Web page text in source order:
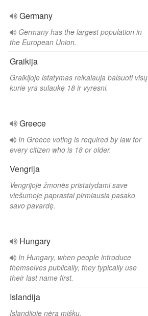
Germany
Germany has the largest population in
the European Union.
Graikija
Graikijoje istatymas reikalauja balsuoti visų
kurie yra sulaukę 18 ir vyresni.
Greece
In Greece voting is required by law for
every citizen who is 18 or older.
Vengrija
Vengrijoje žmonės pristatydami save
viešumoje paprastai pirmiausia pasako
savo pavardę.
Hungary
In Hungary, when people introduce
themselves publically, they typically use
their last name first.
Islandija
Islandijoje nėra miškų.